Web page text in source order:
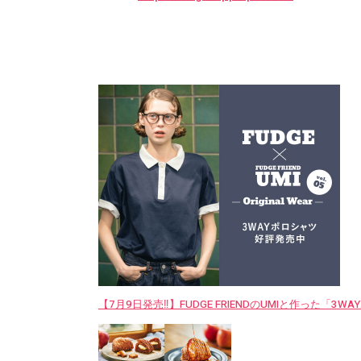
【7月9日発売‼︎】FUDGE FRIENDのUMIと作った「